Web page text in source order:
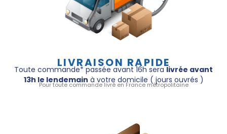
LIVRAISON RAPIDE
Toute commande* passée avant 16h sera livrée avant
13h le lendemain à votre domicile ( jours ouvrés )
Pour toute commande livré en France métropolitaine